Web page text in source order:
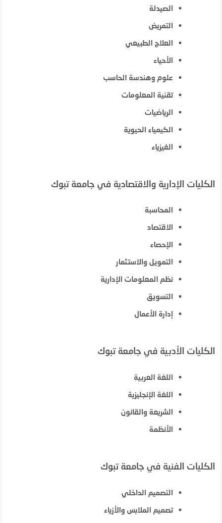
الصيدلة
التمريض
العلاج الطبيعي
الأحياء
علوم وهندسة الحاسب
تقنية المعلومات
الرياضيات
الكيمياء الحيوية
الفيزياء
الكليات الإدارية والاقتصادية في جامعة تبوك
المحاسبة
الاقتصاد
الإحصاء
التمويل والاستثمار
نظم المعلومات الإدارية
التسويق
إدارة الأعمال
الكليات الأدبية في جامعة تبوك
اللغة العربية
اللغة الإنجليزية
الشريعة والقانون
الأنظمة
الكليات الفنية في جامعة تبوك
التصميم الداخلي
تصميم الملابس والأزياء